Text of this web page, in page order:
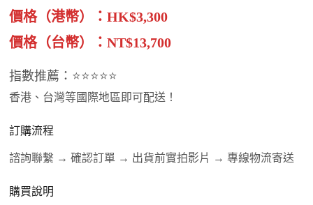
價格（港幣）：HK$3,300
價格（台幣）：NT$13,700
指數推薦：⭐⭐⭐⭐⭐
香港、台灣等國際地區即可配送！
訂購流程
諮詢聯繫 → 確認訂單 → 出貨前實拍影片 → 專線物流寄送
購買說明